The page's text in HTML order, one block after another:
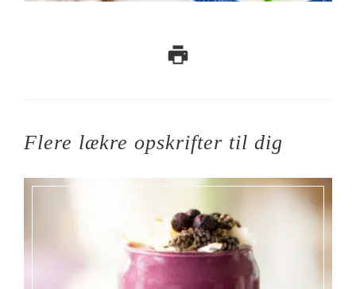
Flere lækre opskrifter til dig